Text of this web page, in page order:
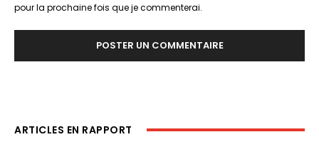
pour la prochaine fois que je commenterai.
ARTICLES EN RAPPORT